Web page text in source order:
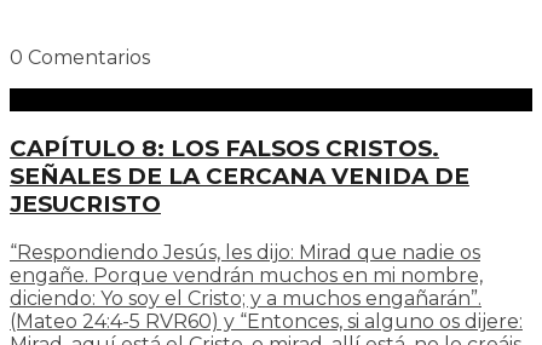
0 Comentarios
CAPÍTULO 8: LOS FALSOS CRISTOS.
SEÑALES DE LA CERCANA VENIDA DE
JESUCRISTO
“Respondiendo Jesús, les dijo: Mirad que nadie os
engañe. Porque vendrán muchos en mi nombre,
diciendo: Yo soy el Cristo; y a muchos engañarán”.
(Mateo 24:4-5 RVR60) y “Entonces, si alguno os dijere: